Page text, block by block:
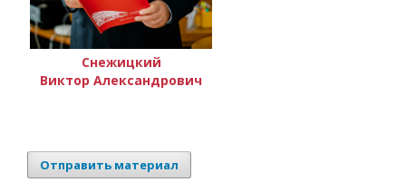
Снежицкий
Виктор Александрович
Отправить материал